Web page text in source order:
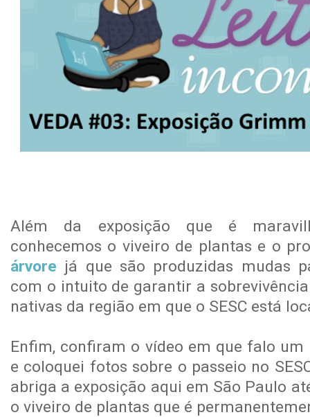
Além da exposição que é
conhecemos o viveiro de plantas e o
árvore já que são produzidas mudas
com o intuito de garantir a
nativas da região em que o SESC está
Enfim, confiram o vídeo em que falo um
e coloquei fotos sobre o passeio no
abriga a exposição aqui em São Paulo
o viveiro de plantas que é